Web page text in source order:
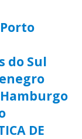
do Sul
DE